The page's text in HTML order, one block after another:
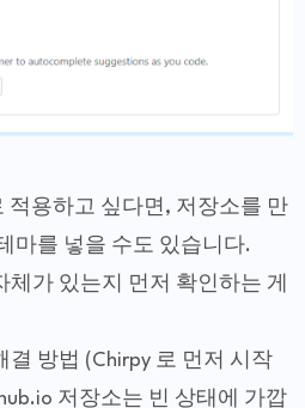
적용하고 싶다면, 저장소를 만
마를 넣을 수도 있습니다.
가 있는지 먼저 확인하는 게
결 방법 (Chirpy 로 먼저 시작
저장소는 빈 상태에 가깝